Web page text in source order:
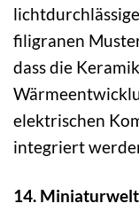
filigranen
dass die
elektrischen
integriert
14.